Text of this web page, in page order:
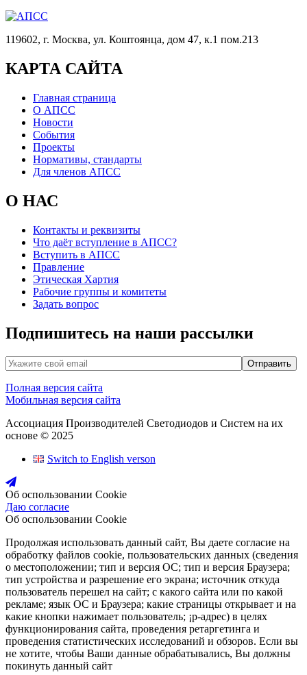
119602, г. Москва, ул. Коштоянца, дом 47, к.1 пом.213
КАРТА САЙТА
Главная страница
О АПСС
Новости
События
Проекты
Нормативы, стандарты
Для членов АПСС
О НАС
Контакты и реквизиты
Что даёт вступление в АПСС?
Вступить в АПСС
Правление
Этическая Хартия
Рабочие группы и комитеты
Задать вопрос
Подпишитесь на наши рассылки
Полная версия сайта
Мобильная версия сайта
Ассоциация Производителей Светодиодов и Систем на их
основе © 2025
Switch to English verson
Об оспользовании Cookie
Даю согласие
Об оспользовании Cookie
Продолжая использовать данный сайт, Вы даете согласие на
обработку файлов cookie, пользовательских данных (сведения
о местоположении; тип и версия ОС; тип и версия Браузера;
тип устройства и разрешение его экрана; источник откуда
пользователь перешел на сайт; с какого сайта или по какой
рекламе; язык ОС и Браузера; какие страницы открывает и на
какие кнопки нажимает пользователь; ¡р-адрес) в целях
функционирования сайта, проведения ретаргетинга и
проведения статистических исследований и обзоров. Если вы
не хотите, чтобы Ваши данные обрабатывались, Вы должны
покинуть данный сайт